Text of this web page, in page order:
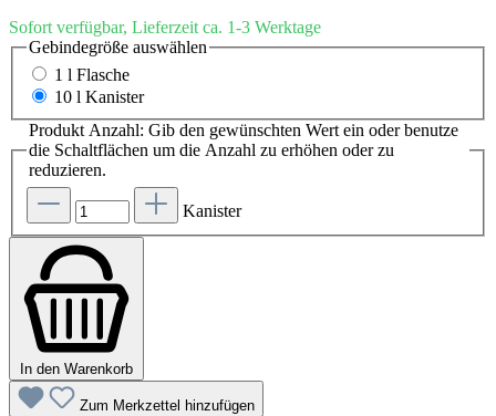
Sofort verfügbar, Lieferzeit ca. 1-3 Werktage
Gebindegröße auswählen
1 l Flasche
10 l Kanister
Produkt Anzahl: Gib den gewünschten Wert ein oder benutze
die Schaltflächen um die Anzahl zu erhöhen oder zu
reduzieren.
Kanister
In den Warenkorb
Zum Merkzettel hinzufügen